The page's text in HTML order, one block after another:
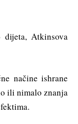
Atkinsova
načine ishrane
ili nimalo znanja